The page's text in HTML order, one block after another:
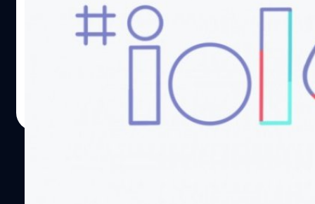
สุดยอดงานที่ยิ่งใหญ่ที่สุดของ Google อย่าง Google I/O จะ
เริ่มขึ้นในวันที่ 18 - 20 พฤษภาคม 2016 ซึ่งวันนี้ทาง Google
ได้ประกาศว่าจะเปิดให้ผู้คนที่สนใจจะเข้าร่วมชมงานได้ลง
ทะเบียนรับตั๋วเข้าชมงานได้ในระหว่างวันที่ 8 - 10 มีนาคม